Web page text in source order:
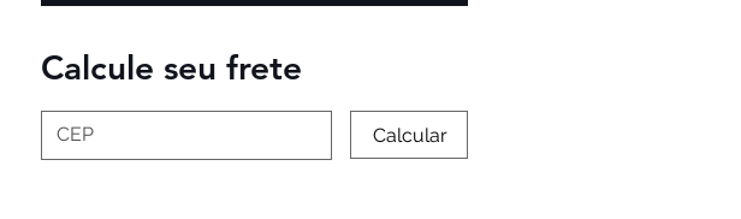
Calcule seu frete
Calcular